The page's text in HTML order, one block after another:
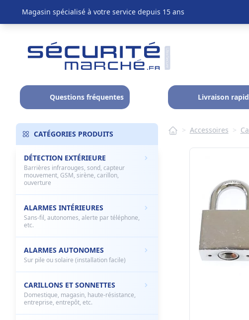
Magasin spécialisé à votre service depuis 15 ans
Questions fréquentes Livraison
CATÉGORIES PRODUITS
DÉTECTION EXTÉRIEURE
Barrières infrarouges, sond, capteur
mouvement, GSM, sirène, carillon,
ouverture
ALARMES INTÉRIEURES
Sans-fil, autonomes, alerte par téléphone,
etc.
ALARMES AUTONOMES
Sur pile ou solaire (installation facile)
CARILLONS ET SONNETTES
Domestique, magasin, haute-résistance,
entreprise, entrepôt, etc.
> Accessoires >